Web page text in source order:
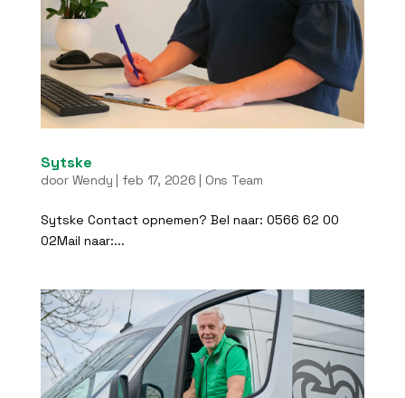
Sytske
door Wendy | feb 17, 2026 | Ons Team
Sytske Contact opnemen? Bel naar: 0566 62 00
02Mail naar:...